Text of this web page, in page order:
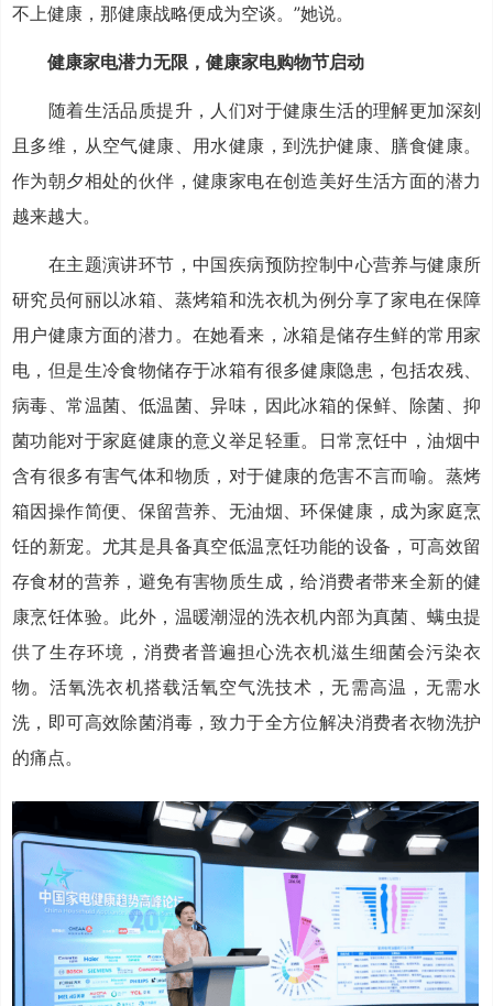
不上健康，那健康战略便成为空谈。”她说。
健康家电潜力无限，健康家电购物节启动
随着生活品质提升，人们对于健康生活的理解更加深刻
且多维，从空气健康、用水健康，到洗护健康、膳食健康。
作为朝夕相处的伙伴，健康家电在创造美好生活方面的潜力
越来越大。
在主题演讲环节，中国疾病预防控制中心营养与健康所
研究员何丽以冰箱、蒸烤箱和洗衣机为例分享了家电在保障
用户健康方面的潜力。在她看来，冰箱是储存生鲜的常用家
电，但是生冷食物储存于冰箱有很多健康隐患，包括农残、
病毒、常温菌、低温菌、异味，因此冰箱的保鲜、除菌、抑
菌功能对于家庭健康的意义举足轻重。日常烹饪中，油烟中
含有很多有害气体和物质，对于健康的危害不言而喻。蒸烤
箱因操作简便、保留营养、无油烟、环保健康，成为家庭烹
饪的新宠。尤其是具备真空低温烹饪功能的设备，可高效留
存食材的营养，避免有害物质生成，给消费者带来全新的健
康烹饪体验。此外，温暖潮湿的洗衣机内部为真菌、螨虫提
供了生存环境，消费者普遍担心洗衣机滋生细菌会污染衣
物。活氧洗衣机搭载活氧空气洗技术，无需高温，无需水
洗，即可高效除菌消毒，致力于全方位解决消费者衣物洗护
的痛点。